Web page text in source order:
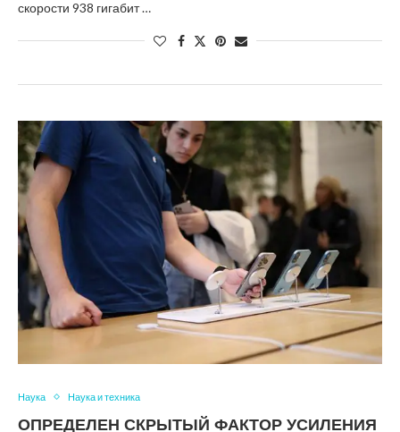
скорости 938 гигабит …
Наука Наука и техника
ОПРЕДЕЛЕН СКРЫТЫЙ ФАКТОР УСИЛЕНИЯ